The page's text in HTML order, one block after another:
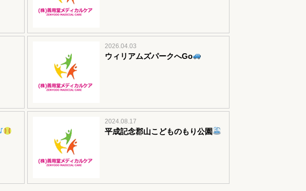
2026.04.03
ウィリアムズパークへGo
2024.08.17
平成記念郡山こどものもり公園